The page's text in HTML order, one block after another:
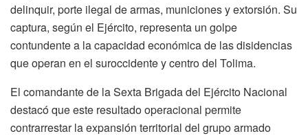
delinquir, porte ilegal de armas, municiones y extorsión. Su
captura, según el Ejército, representa un golpe
contundente a la capacidad económica de las disidencias
que operan en el suroccidente y centro del Tolima.
El comandante de la Sexta Brigada del Ejército Nacional
destacó que este resultado operacional permite
contrarrestar la expansión territorial del grupo armado